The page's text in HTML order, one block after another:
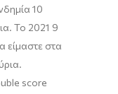
10
Το 2021 9
είμαστε στα
score